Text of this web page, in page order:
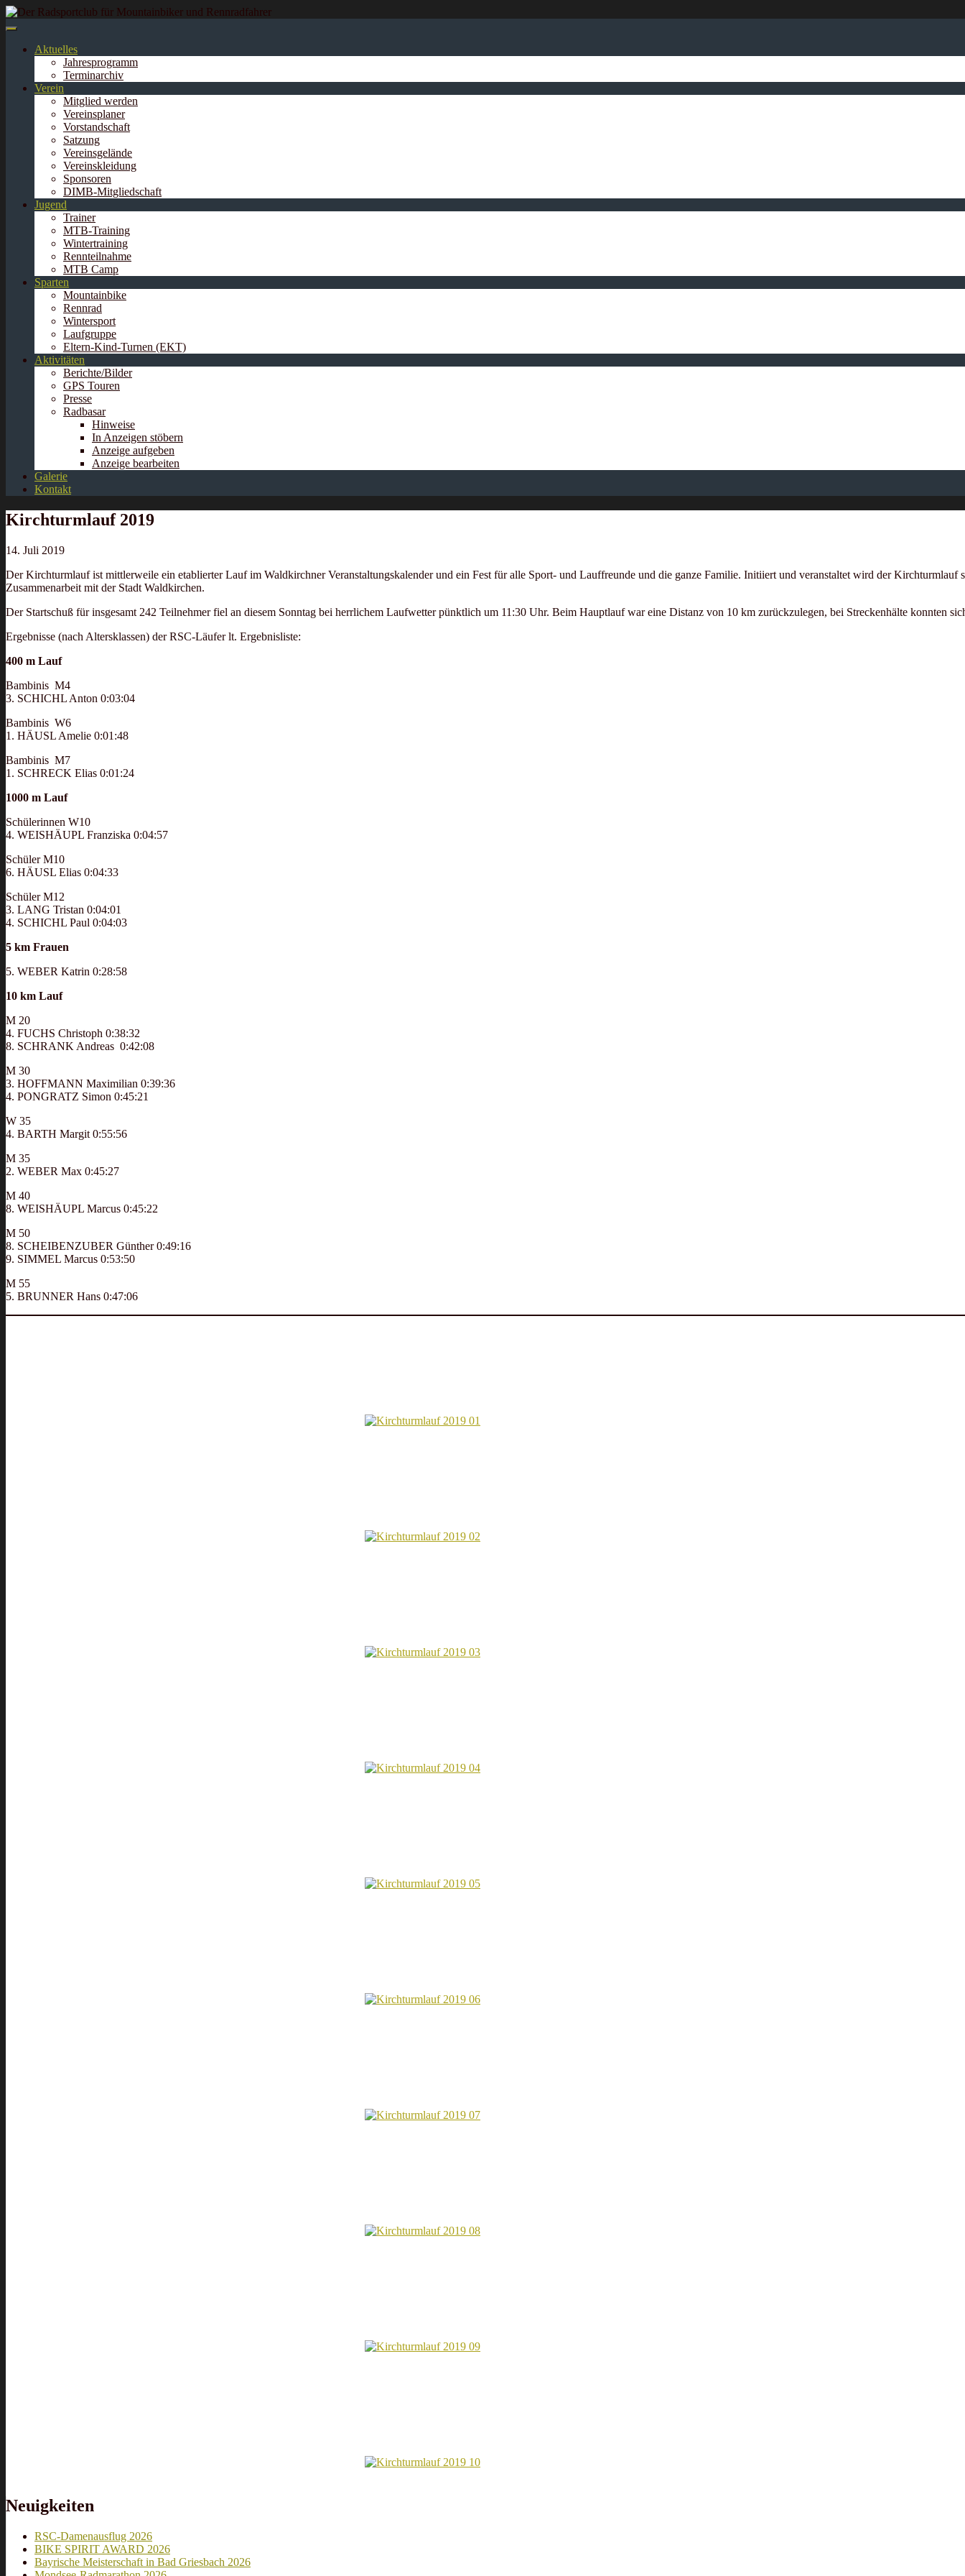
Springe
zum
Aktuelles
Jahresprogramm
Terminarchiv
Verein
Mitglied werden
Vereinsplaner
Vorstandschaft
Satzung
Vereinsgelände
Vereinskleidung
Sponsoren
DIMB-Mitgliedschaft
Jugend
Trainer
MTB-Training
Wintertraining
Rennteilnahme
MTB Camp
Sparten
Mountainbike
Rennrad
Wintersport
Laufgruppe
Eltern-Kind-Turnen (EKT)
Aktivitäten
Berichte/Bilder
GPS Touren
Presse
Radbasar
Hinweise
In Anzeigen stöbern
Anzeige aufgeben
Anzeige bearbeiten
Galerie
Kontakt
Kirchturmlauf 2019
14. Juli 2019
Der Kirchturmlauf ist mittlerweile ein etablierter Lauf im Waldkirchner Veranstaltungskalender und ein Fest für alle Sport- und Lauffreunde und die ganze Familie. Initiiert und veranstaltet wird der
Zusammenarbeit mit der Stadt Waldkirchen.
Der Startschuß für insgesamt 242 Teilnehmer fiel an diesem Sonntag bei herrlichem Laufwetter pünktlich um 11:30 Uhr. Beim Hauptlauf war eine Distanz von 10 km zurückzulegen, bei Streckenhälte konnten
Ergebnisse (nach Altersklassen) der RSC-Läufer lt. Ergebnisliste:
400 m Lauf
Bambinis M4
3. SCHICHL Anton 0:03:04
Bambinis W6
1. HÄUSL Amelie 0:01:48
Bambinis M7
1. SCHRECK Elias 0:01:24
1000 m Lauf
Schülerinnen W10
4. WEISHÄUPL Franziska 0:04:57
Schüler M10
6. HÄUSL Elias 0:04:33
Schüler M12
3. LANG Tristan 0:04:01
4. SCHICHL Paul 0:04:03
5 km Frauen
5. WEBER Katrin 0:28:58
10 km Lauf
M 20
4. FUCHS Christoph 0:38:32
8. SCHRANK Andreas 0:42:08
M 30
3. HOFFMANN Maximilian 0:39:36
4. PONGRATZ Simon 0:45:21
W 35
4. BARTH Margit 0:55:56
M 35
2. WEBER Max 0:45:27
M 40
8. WEISHÄUPL Marcus 0:45:22
M 50
8. SCHEIBENZUBER Günther 0:49:16
9. SIMMEL Marcus 0:53:50
M 55
5. BRUNNER Hans 0:47:06
Neuigkeiten
RSC-Damenausflug 2026
BIKE SPIRIT AWARD 2026
Bayrische Meisterschaft in Bad Griesbach 2026